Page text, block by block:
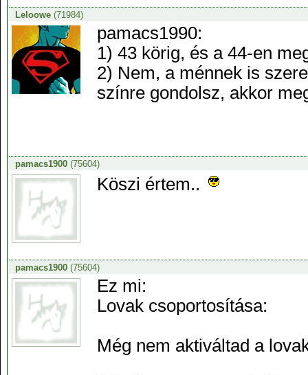
Leloowe(71984)
pamacs1990:
1) 43 körig, és a 44-en
2) Nem, a ménnek is
színre gondolsz, akkor
pamacs1900(75604)
Köszi értem..
pamacs1900(75604)
Ez mi:
Lovak csoportosítása:
Még nem aktiváltad a